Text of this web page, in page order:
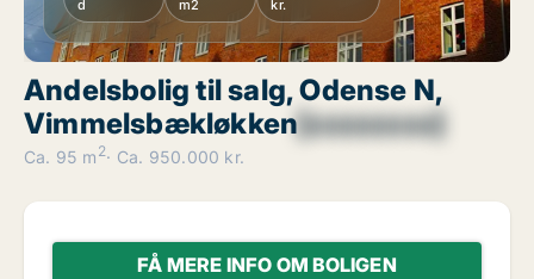
d
m2
kr.
Andelsbolig til salg, Odense N,
Vimmelsbækløkken[xxxxxxxx]
Ca. 95 m 2 Ca. 950.000 kr.
FÅ MERE INFO OM BOLIGEN